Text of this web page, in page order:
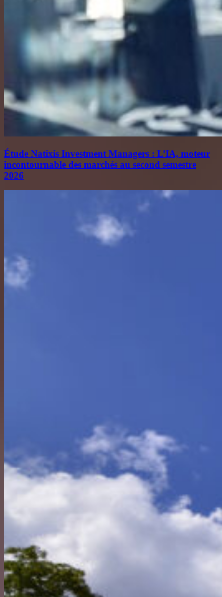
Étude Natixis Investment Managers : L’IA, moteur
incontournable des marchés au second semestre
2026